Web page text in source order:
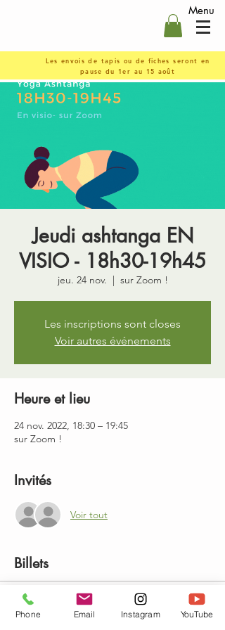
Menu
Les envois de tapis ou de fiches seront en
pause du 1er au 15 août
Jeudi ashtanga EN
VISIO - 18h30-19h45
jeu. 24 nov.
  |
sur Zoom !
Les inscriptions sont closes
Voir autres événements
Heure et lieu
24 nov. 2022, 18:30 – 19:45
sur Zoom !
Invités
Voir tout
Billets
Vente expirée
Phone Email Instagram YouTube